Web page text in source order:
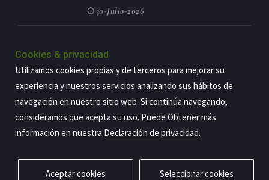
30-Julio-2026
negocio agro con un modelo global
países
29-Julio-2026
Privacidad Aviso legal Política de cookies Contacto
Cookies & privacidad
Utilizamos cookies propias y de terceros para mejorar su
experiencia y nuestros servicios analizando sus hábitos de
navegación en nuestro sitio web. Si continúa navegando,
consideramos que acepta su uso. Puede Obtener más
información en nuestra Declaración de privacidad.
Aceptar cookies Seleccionar cookies